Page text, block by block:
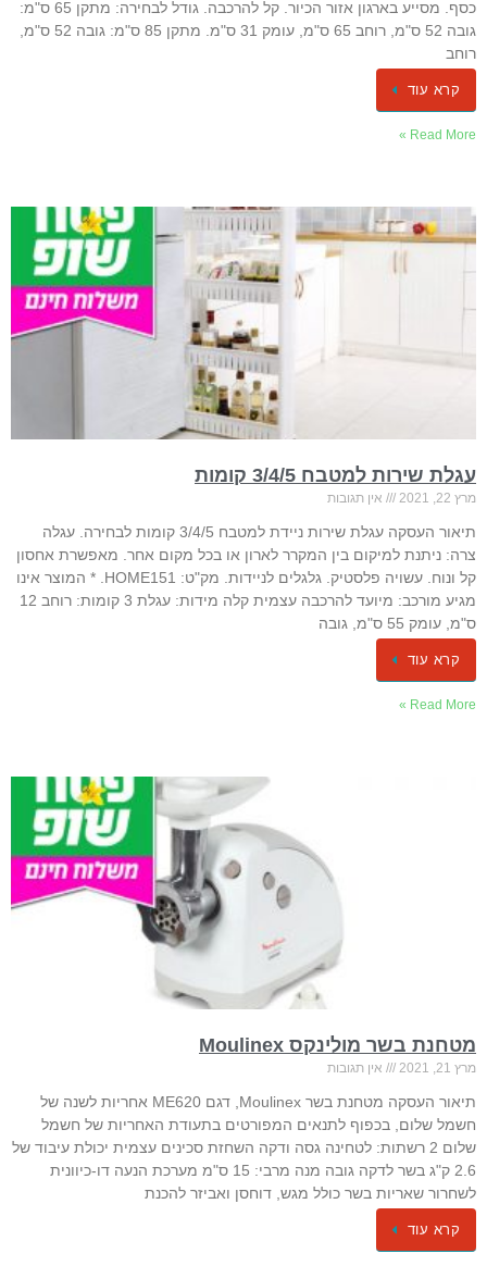
כסף. מסייע בארגון אזור הכיור. קל להרכבה. ​גודל לבחירה: מתקן 65 ס"מ:
גובה 52 ס"מ, רוחב 65 ס"מ, עומק 31 ס"מ. מתקן 85 ס"מ: גובה 52 ס"מ,
רוחב
קרא עוד
Read More »
עגלת שירות למטבח 3/4/5 קומות
מרץ 22, 2021 אין תגובות
תיאור העסקה עגלת שירות ניידת למטבח 3/4/5 קומות לבחירה. עגלה
צרה: ניתנת למיקום בין המקרר לארון או בכל מקום אחר. מאפשרת אחסון
קל ונוח. עשויה פלסטיק. גלגלים לניידות. מק"ט: HOME151. * המוצר אינו
מגיע מורכב: מיועד להרכבה עצמית קלה מידות: עגלת 3 קומות: רוחב 12
ס"מ, עומק 55 ס"מ, גובה
קרא עוד
Read More »
מטחנת בשר מולינקס Moulinex
מרץ 21, 2021 אין תגובות
תיאור העסקה מטחנת בשר Moulinex, דגם ME620 אחריות לשנה של
חשמל שלום, בכפוף לתנאים המפורטים בתעודת האחריות של חשמל
שלום 2 רשתות: לטחינה גסה ודקה השחזת סכינים עצמית יכולת עיבוד של
2.6 ק"ג בשר לדקה גובה מנה מרבי: 15 ס"מ מערכת הנעה דו-כיוונית
לשחרור שאריות בשר כולל מגש, דוחסן ואביזר להכנת
קרא עוד